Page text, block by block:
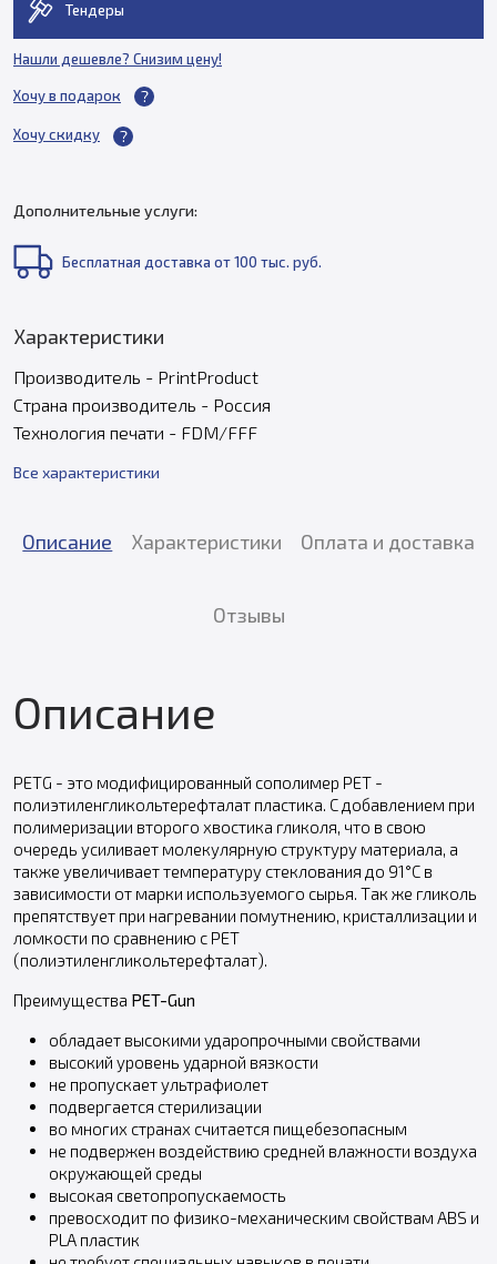
Тендеры
Нашли дешевле? Снизим цену!
Хочу в подарок
Хочу скидку
Дополнительные услуги:
Бесплатная доставка от 100 тыс. руб.
Характеристики
Производитель - PrintProduct
Страна производитель - Россия
Технология печати - FDM/FFF
Все характеристики
Описание Характеристики Оплата и доставка
Отзывы
Описание
PETG - это модифицированный сополимер PET -
полиэтиленгликольтерефталат пластика. С добавлением при
полимеризации второго хвостика гликоля, что в свою
очередь усиливает молекулярную структуру материала, а
также увеличивает температуру стеклования до 91°C в
зависимости от марки используемого сырья. Так же гликоль
препятствует при нагревании помутнению, кристаллизации и
ломкости по сравнению с PET
(полиэтиленгликольтерефталат).
Преимущества PET-Gun
обладает высокими ударопрочными свойствами
высокий уровень ударной вязкости
не пропускает ультрафиолет
подвергается стерилизации
во многих странах считается пищебезопасным
не подвержен воздействию средней влажности воздуха
окружающей среды
высокая светопропускаемость
превосходит по физико-механическим свойствам ABS и
PLA пластик